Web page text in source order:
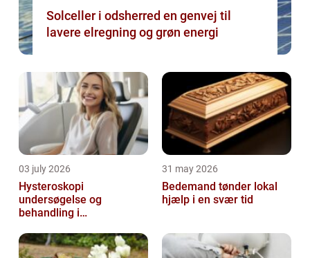
Solceller i odsherred en genvej til
lavere elregning og grøn energi
03 july 2026
Hysteroskopi
undersøgelse og
behandling i
31 may 2026
Bedemand tønder lokal
hjælp i en svær tid